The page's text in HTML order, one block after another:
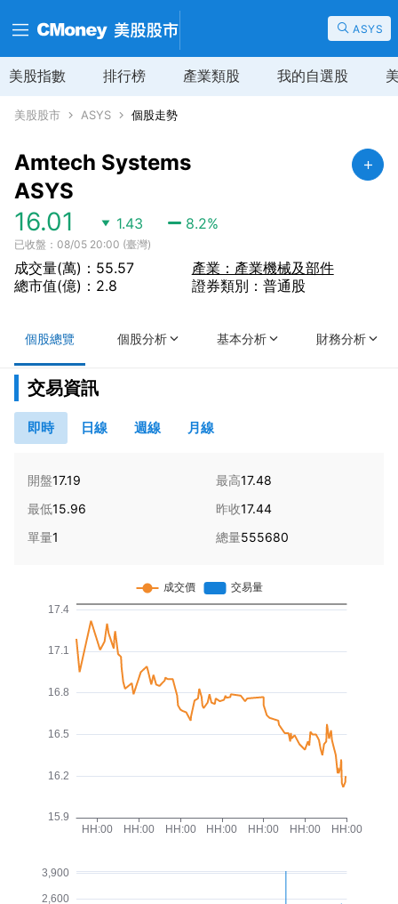
ASYS
美股指數 排行榜 產業類股 我的自選股
美股股市 ASYS 個股走勢
Amtech Systems
ASYS
16.01 1.43 8.2%
已收盤：08/05 20:00 (臺灣)
成交量(萬)：55.57
總市值(億)：2.8
產業：產業機械及部件
證券類別：普通股
個股總覽 個股分析 基本分析 財務分析
交易資訊
即時 日線 週線 月線
開盤17.19 最高17.48
最低15.96 昨收17.44
單量1 總量555680